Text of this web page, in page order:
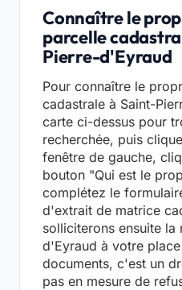
Connaître le
parcelle
Pierre-d'Eyraud
Pour connaître le
cadastrale à Saint-
carte ci-dessus pour
recherchée, puis
fenêtre de gauche,
bouton "Qui est le
complétez le
d'extrait de matrice
solliciterons ensuite la
d'Eyraud à votre
documents, c'est un
pas en mesure de